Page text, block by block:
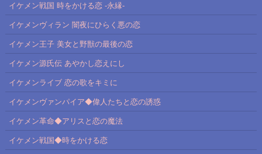
イケメン戦国 時をかける恋 -永縁-
イケメンヴィラン 闇夜にひらく悪の恋
イケメン王子 美女と野獣の最後の恋
イケメン源氏伝 あやかし恋えにし
イケメンライブ 恋の歌をキミに
イケメンヴァンパイア◆偉人たちと恋の誘惑
イケメン革命◆アリスと恋の魔法
イケメン戦国◆時をかける恋